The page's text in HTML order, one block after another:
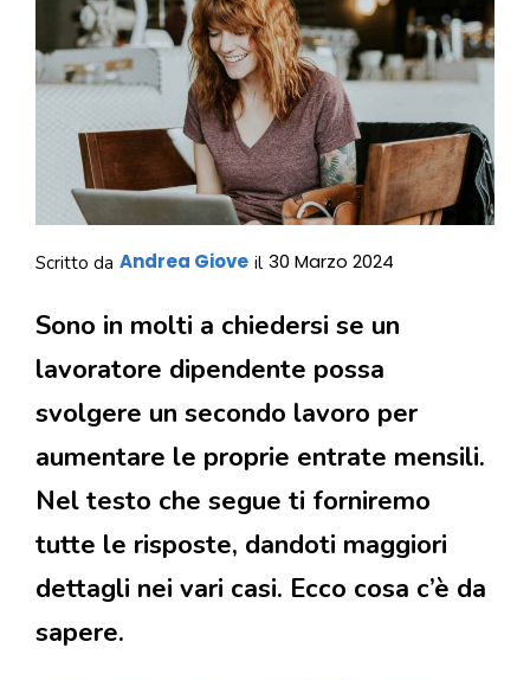
Scritto da Andrea Giove il 30 Marzo 2024
Sono in molti a chiedersi se un
lavoratore dipendente possa
svolgere un secondo lavoro per
aumentare le proprie entrate mensili.
Nel testo che segue ti forniremo
tutte le risposte, dandoti maggiori
dettagli nei vari casi. Ecco cosa c’è da
sapere.